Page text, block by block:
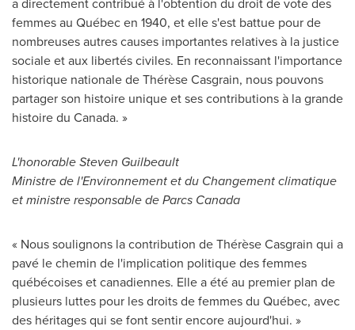
femmes au Québec en 1940, et elle s'est battue pour de
nombreuses autres causes importantes relatives à la justice
sociale et aux libertés civiles. En reconnaissant l'importance
historique nationale de Thérèse Casgrain, nous pouvons
partager son histoire unique et ses contributions à la grande
histoire du Canada. »
L'honorable Steven Guilbeault
Ministre de l'Environnement et du Changement climatique
et ministre responsable de Parcs Canada
« Nous soulignons la contribution de ThérèseCasgrain qui a
pavé le chemin de l'implication politique des femmes
québécoises et canadiennes. Elle a été au premier plan de
plusieurs luttes pour les droits de femmes du Québec, avec
des héritages qui se font sentir encore aujourd'hui. »